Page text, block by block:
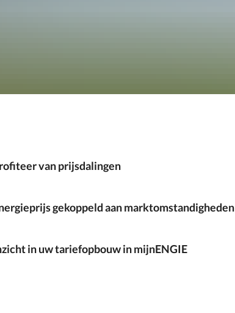
van prijsdalingen
gekoppeld aan marktomstandigheden
in uw tariefopbouw in mijnENGIE